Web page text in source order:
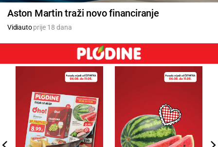
Aston Martin traži novo financiranje
Vidiautoprije 18 dana